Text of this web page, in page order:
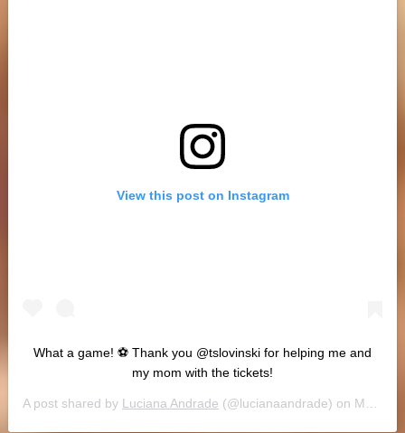
View this post on Instagram
What a game! ⚽️ Thank you @tslovinski for helping me and
my mom with the tickets!
A post shared by Luciana Andrade (@lucianaandrade) on Mar 17, 2019 at 4:03pm PDT